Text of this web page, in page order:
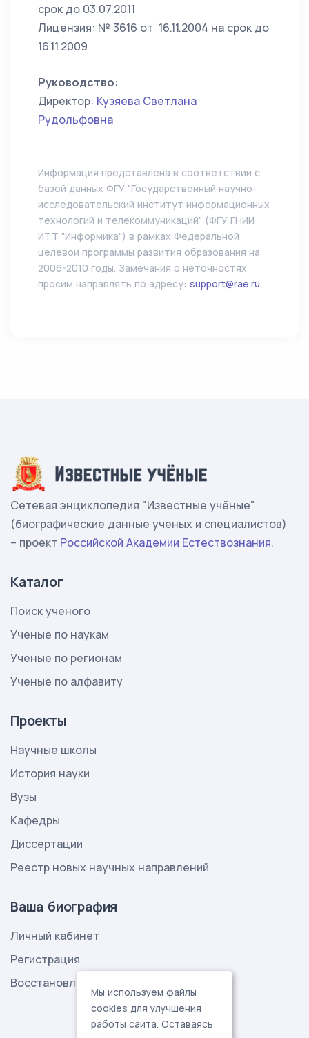
срок до 03.07.2011
Лицензия: № 3616 от 16.11.2004 на срок до
16.11.2009
Руководство:
Директор: Кузяева Светлана
Рудольфовна
Информация представлена в соответствии с
базой данных ФГУ "Государственный научно-
исследовательский институт информационных
технологий и телекоммуникаций" (ФГУ ГНИИ
ИТТ "Информика") в рамках Федеральной
целевой программы развития образования на
2006-2010 годы. Замечания о неточностях
просим направлять по адресу: support@rae.ru
Сетевая энциклопедия "Известные учёные"
(биографические данные ученых и специалистов)
– проект Российской Академии Естествознания.
Каталог
Поиск ученого
Ученые по наукам
Ученые по регионам
Ученые по алфавиту
Проекты
Научные школы
История науки
Вузы
Кафедры
Диссертации
Реестр новых научных направлений
Ваша биография
Личный кабинет
Регистрация
Восстановление пароля
Мы используем файлы
cookies для улучшения
работы сайта. Оставаясь